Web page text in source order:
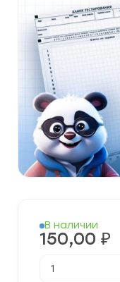
В наличии
150,00 ₽
товара